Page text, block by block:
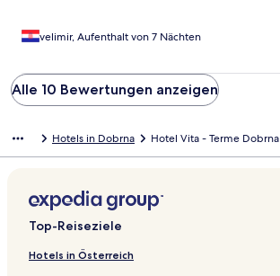
velimir, Aufenthalt von 7 Nächten
Alle 10 Bewertungen anzeigen
Hotels in Dobrna Hotel Vita - Terme Dobrna
Top-Reiseziele
Hotels in Österreich